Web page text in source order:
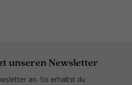
unseren Newsletter
an. So erhältst du